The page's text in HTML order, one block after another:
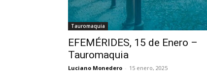
Tauromaquia
EFEMÉRIDES, 15 de Enero –
Tauromaquia
Luciano Monedero - 15 enero, 2025